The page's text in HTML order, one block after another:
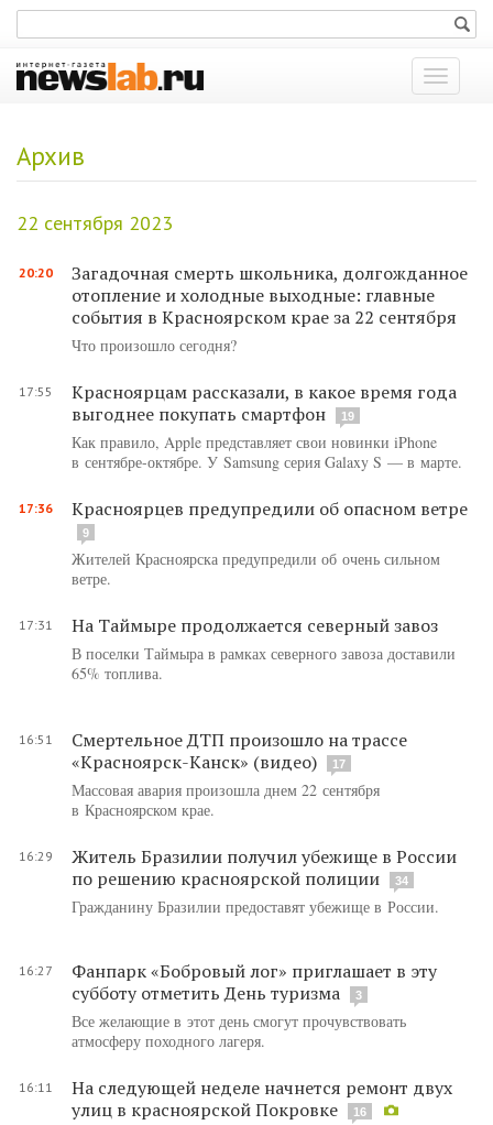
Показать
меню
Архив
22 сентября 2023
20:20
Загадочная смерть школьника, долгожданное
отопление и холодные выходные: главные
события в Красноярском крае за 22 сентября
Что произошло сегодня?
17:55
Красноярцам рассказали, в какое время года
выгоднее покупать смартфон
19
Как правило, Apple представляет свои новинки iPhone
в сентябре-октябре. У Samsung серия Galaxy S — в марте.
17:36 Красноярцев предупредили об опасном ветре
9
Жителей Красноярска предупредили об очень сильном
ветре.
17:31 На Таймыре продолжается северный завоз
В поселки Таймыра в рамках северного завоза доставили
65% топлива.
16:51
Смертельное ДТП произошло на трассе
«Красноярск-Канск» (видео)
17
Массовая авария произошла днем 22 сентября
в Красноярском крае.
16:29
Житель Бразилии получил убежище в России
по решению красноярской полиции
34
Гражданину Бразилии предоставят убежище в России.
16:27
Фанпарк «Бобровый лог» приглашает в эту
субботу отметить День туризма
3
Все желающие в этот день смогут прочувствовать
атмосферу походного лагеря.
16:11
На следующей неделе начнется ремонт двух
улиц в красноярской Покровке
16